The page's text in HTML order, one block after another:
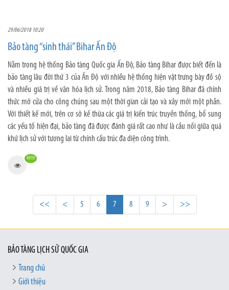
29/06/2018 10:20
Bảo tàng “sinh thái” Bihar Ấn Độ
Nằm trong hệ thống Bảo tàng Quốc gia Ấn Độ, Bảo tàng Bihar được biết đến là
bảo tàng lâu đời thứ 3 của Ấn Độ với nhiều hệ thống hiện vật trưng bày đồ sộ
và nhiều giá trị về văn hóa lịch sử. Trong năm 2018, Bảo tàng Bihar đã chính
thức mở cửa cho công chúng sau một thời gian cải tạo và xây mới một phần.
Với thiết kế mới, trên cơ sở kế thừa các giá trị kiến trúc truyền thống, bổ sung
các yếu tố hiện đại, bảo tàng đã được đánh giá rất cao như là cầu nối giữa quá
khứ lịch sử với tương lai từ chính cấu trúc đa diện công trình.
4919
<< < 5 6 7 8 9 > >>
BẢO TÀNG LỊCH SỬ QUỐC GIA
Trang chủ
Giới thiệu